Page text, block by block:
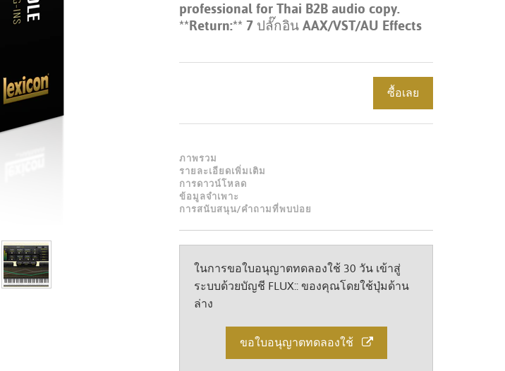
professional for Thai B2B audio copy.
**Return:** 7 ปลั๊กอิน AAX/VST/AU Effects
ซื้อเลย
ภาพรวม
รายละเอียดเพิ่มเติม
การดาวน์โหลด
ข้อมูลจำเพาะ
การสนับสนุน/คำถามที่พบบ่อย
ในการขอใบอนุญาตทดลองใช้ 30 วัน เข้าสู่
ระบบด้วยบัญชี FLUX:: ของคุณโดยใช้ปุ่มด้าน
ล่าง
ขอใบอนุญาตทดลองใช้